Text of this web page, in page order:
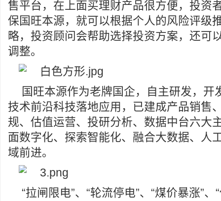
售平台，在上面买理财产品很方便，投资
保国旺本源，就可以根据个人的风险评级
略，投资顾问会帮助选择投资方案，还可
调整。
国旺本源作为老牌国企，自主研发，开
技术前沿科技落地应用，已建成产品销售
规、估值运营、投研分析、数据中台六大
面数字化、探索智能化、融合大数据、人
域前进。
“拉闸限电”、“轮流停电”、“煤价暴涨”